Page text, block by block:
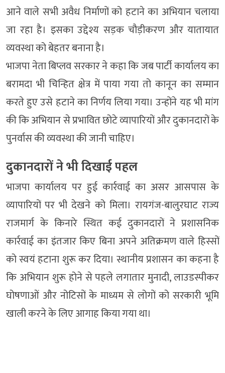
आने वाले सभी अवैध निर्माणों को हटाने का अभियान चलाया
जा रहा है। इसका उद्देश्य सड़क चौड़ीकरण और यातायात
व्यवस्था को बेहतर बनाना है।
भाजपा नेता बिप्लव सरकार ने कहा कि जब पार्टी कार्यालय का
बरामदा भी चिन्हित क्षेत्र में पाया गया तो कानून का सम्मान
करते हुए उसे हटाने का निर्णय लिया गया। उन्होंने यह भी मांग
की कि अभियान से प्रभावित छोटे व्यापारियों और दुकानदारों के
पुनर्वास की व्यवस्था की जानी चाहिए।
दुकानदारों ने भी दिखाई पहल
भाजपा कार्यालय पर हुई कार्रवाई का असर आसपास के
व्यापारियों पर भी देखने को मिला। रायगंज-बालुरघाट राज्य
राजमार्ग के किनारे स्थित कई दुकानदारों ने प्रशासनिक
कार्रवाई का इंतजार किए बिना अपने अतिक्रमण वाले हिस्सों
को स्वयं हटाना शुरू कर दिया। स्थानीय प्रशासन का कहना है
कि अभियान शुरू होने से पहले लगातार मुनादी, लाउडस्पीकर
घोषणाओं और नोटिसों के माध्यम से लोगों को सरकारी भूमि
खाली करने के लिए आगाह किया गया था।